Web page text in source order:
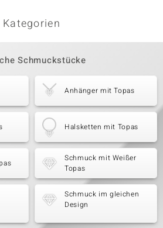
Kategorien
Schmuckstücke
Anhänger mit Topas
Halsketten mit Topas
Schmuck mit Weißer
Topas
Schmuck im gleichen
Design